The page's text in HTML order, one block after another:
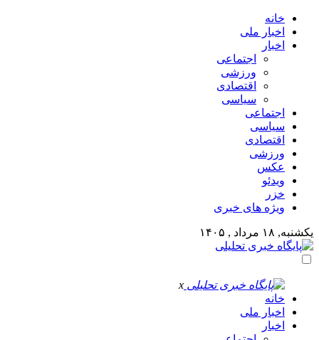
خانه
اخبار ملی
اخبار
اجتماعی
ورزشی
اقتصادی
سیاسی
اجتماعی
سیاسی
اقتصادی
ورزشی
عکس
ویدئو
خزر
ویژه های خبری
یکشنبه, ۱۸ مرداد , ۱۴۰۵
x
خانه
اخبار ملی
اخبار